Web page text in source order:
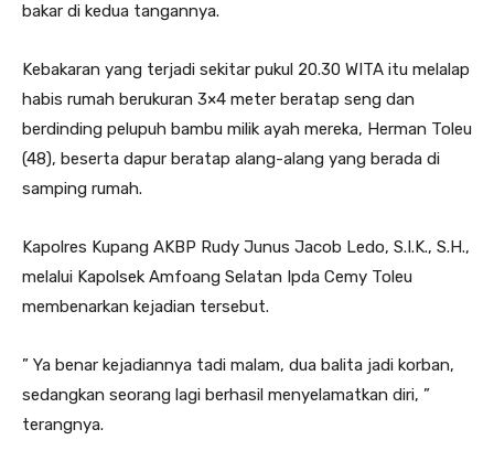
bakar di kedua tangannya.
Kebakaran yang terjadi sekitar pukul 20.30 WITA itu melalap
habis rumah berukuran 3×4 meter beratap seng dan
berdinding pelupuh bambu milik ayah mereka, Herman Toleu
(48), beserta dapur beratap alang-alang yang berada di
samping rumah.
Kapolres Kupang AKBP Rudy Junus Jacob Ledo, S.I.K., S.H.,
melalui Kapolsek Amfoang Selatan Ipda Cemy Toleu
membenarkan kejadian tersebut.
” Ya benar kejadiannya tadi malam, dua balita jadi korban,
sedangkan seorang lagi berhasil menyelamatkan diri, ”
terangnya.